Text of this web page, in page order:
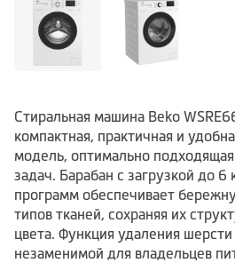
Стиральная машина Beko
компактная, практичная и
модель, оптимально
задач. Барабан с загрузкой до 6
программ обеспечивает
типов тканей, сохраняя их
цвета. Функция удаления
незаменимой для владельцев